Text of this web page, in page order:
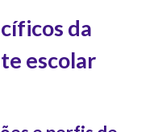
da
escolar